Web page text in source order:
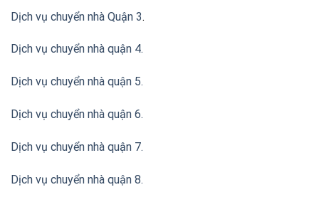
Dịch vụ chuyển nhà Quận 3.
Dịch vụ chuyển nhà quận 4.
Dịch vụ chuyển nhà quận 5.
Dịch vụ chuyển nhà quận 6.
Dịch vụ chuyển nhà quận 7.
Dịch vụ chuyển nhà quận 8.